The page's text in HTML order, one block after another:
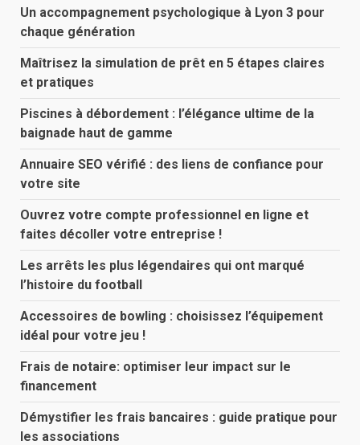
Un accompagnement psychologique à Lyon 3 pour
chaque génération
Maîtrisez la simulation de prêt en 5 étapes claires
et pratiques
Piscines à débordement : l’élégance ultime de la
baignade haut de gamme
Annuaire SEO vérifié : des liens de confiance pour
votre site
Ouvrez votre compte professionnel en ligne et
faites décoller votre entreprise !
Les arrêts les plus légendaires qui ont marqué
l’histoire du football
Accessoires de bowling : choisissez l’équipement
idéal pour votre jeu !
Frais de notaire: optimiser leur impact sur le
financement
Démystifier les frais bancaires : guide pratique pour
les associations